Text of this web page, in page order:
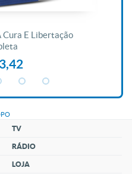
Cura E Libertação
TV
RÁDIO
LOJA